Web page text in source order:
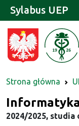
Strona główna
Sylabus UEP
Kierunek
2024/2025,